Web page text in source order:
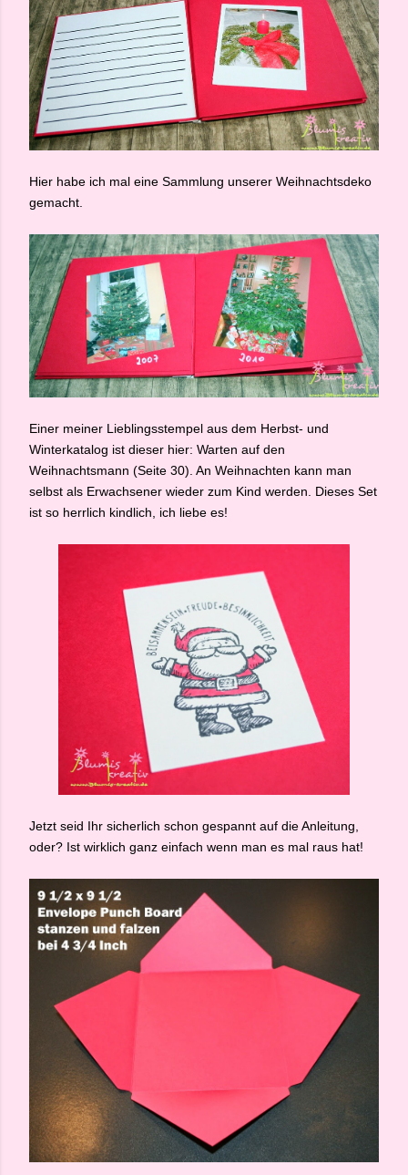
Hier habe ich mal eine Sammlung unserer Weihnachtsdeko
gemacht.
Einer meiner Lieblingsstempel aus dem Herbst- und
Winterkatalog ist dieser hier: Warten auf den
Weihnachtsmann (Seite 30). An Weihnachten kann man
selbst als Erwachsener wieder zum Kind werden. Dieses Set
ist so herrlich kindlich, ich liebe es!
Jetzt seid Ihr sicherlich schon gespannt auf die Anleitung,
oder? Ist wirklich ganz einfach wenn man es mal raus hat!